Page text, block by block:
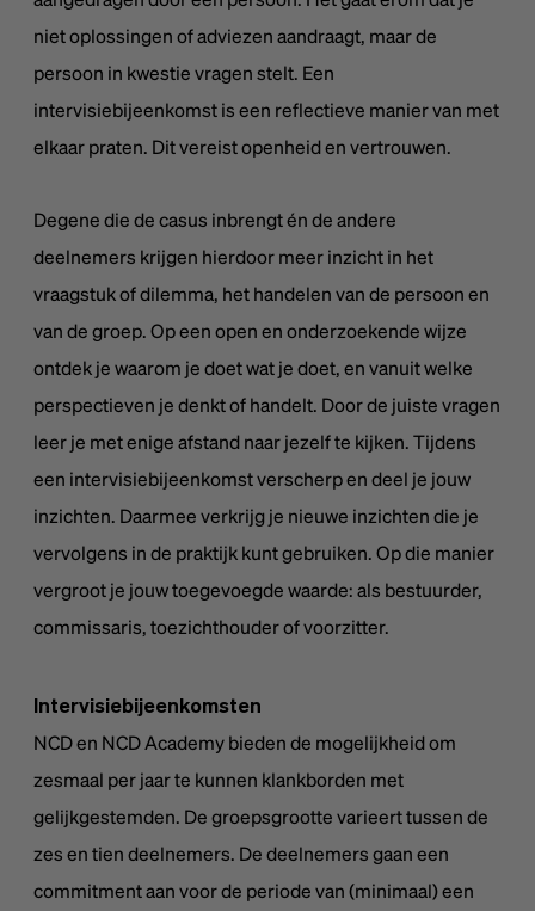
niet oplossingen of adviezen aandraagt, maar de
persoon in kwestie vragen stelt. Een
intervisiebijeenkomst is een reflectieve manier van met
elkaar praten. Dit vereist openheid en vertrouwen.
Degene die de casus inbrengt én de andere
deelnemers krijgen hierdoor meer inzicht in het
vraagstuk of dilemma, het handelen van de persoon en
van de groep. Op een open en onderzoekende wijze
ontdek je waarom je doet wat je doet, en vanuit welke
perspectieven je denkt of handelt. Door de juiste vragen
leer je met enige afstand naar jezelf te kijken. Tijdens
een intervisiebijeenkomst verscherp en deel je jouw
inzichten. Daarmee verkrijg je nieuwe inzichten die je
vervolgens in de praktijk kunt gebruiken. Op die manier
vergroot je jouw toegevoegde waarde: als bestuurder,
commissaris, toezichthouder of voorzitter.
Intervisiebijeenkomsten
NCD en NCD Academy bieden de mogelijkheid om
zesmaal per jaar te kunnen klankborden met
gelijkgestemden. De groepsgrootte varieert tussen de
zes en tien deelnemers. De deelnemers gaan een
commitment aan voor de periode van (minimaal) een